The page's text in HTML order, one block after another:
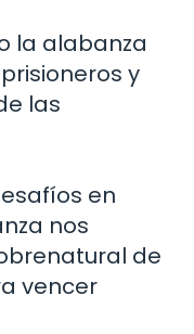
la alabanza
y
las
en
nos
de
vencer